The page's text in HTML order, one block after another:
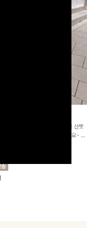
버]꾸안꾸 무드의 정석🤍 가볍고 산뜻
름 내내 손이 자주 가는 원피스예요- 은